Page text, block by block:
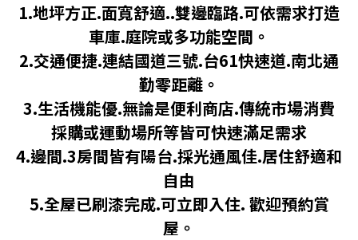
1.地坪方正.面寬舒適..雙邊臨路.可依需求打造
車庫.庭院或多功能空間。
2.交通便捷.連結國道三號.台61快速道.南北通
勤零距離。
3.生活機能優.無論是便利商店.傳統市場消費
採購或運動場所等皆可快速滿足需求
4.邊間.3房間皆有陽台.採光通風佳.居住舒適和
自由
5.全屋已刷漆完成.可立即入住. 歡迎預約賞
屋。